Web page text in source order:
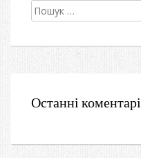
Пошук:
Останні коментарі